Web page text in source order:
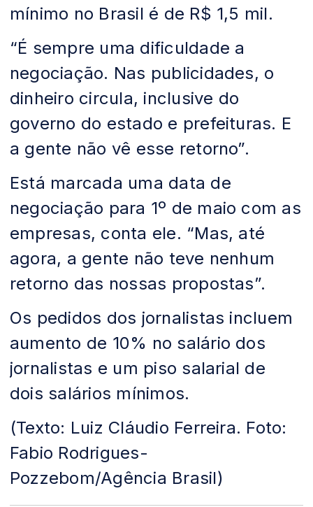
mínimo no Brasil é de R$ 1,5 mil.
“É sempre uma dificuldade a
negociação. Nas publicidades, o
dinheiro circula, inclusive do
governo do estado e prefeituras. E
a gente não vê esse retorno”.
Está marcada uma data de
negociação para 1º de maio com as
empresas, conta ele. “Mas, até
agora, a gente não teve nenhum
retorno das nossas propostas”.
Os pedidos dos jornalistas incluem
aumento de 10% no salário dos
jornalistas e um piso salarial de
dois salários mínimos.
(Texto: Luiz Cláudio Ferreira. Foto:
Fabio Rodrigues-
Pozzebom/Agência Brasil)